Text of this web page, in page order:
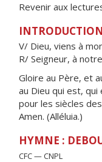
Revenir aux
INTRODUCTION
V/ Dieu, viens à
R/ Seigneur, à
Gloire au Père, et
au Dieu qui est,
pour les siècles
Amen. (Alléluia.)
HYMNE :
CFC — CNPL